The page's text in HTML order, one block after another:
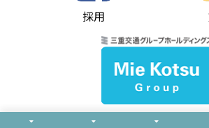
バス・タクシー交通広告
異常事態発生時のお願い
ソーシャルメディア運用ポリシー
ホームページのご利用にあたって
Notes for Using this Website
サイトマップ
採用
© Mie Kotsu Co.,Ltd.